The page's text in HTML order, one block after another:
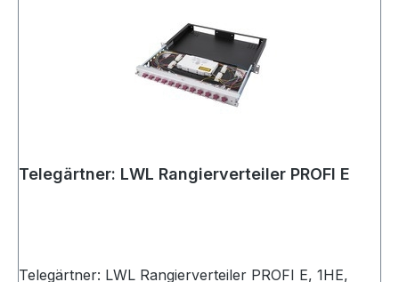
Telegärtner: LWL Rangierverteiler PROFI E
Telegärtner: LWL Rangierverteiler PROFI E, 1HE,